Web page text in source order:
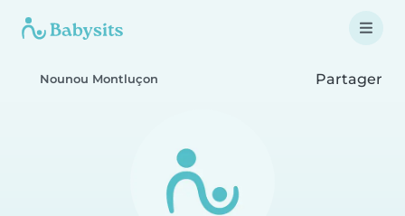
Nounou Montluçon Partager